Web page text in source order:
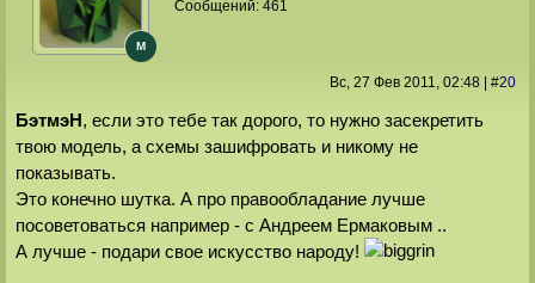
M
Сообщений:461
Вс, 27 Фев 2011, 02:48| #20
БэтмэН, если это тебе так дорого, то нужно засекретить
твою модель, а схемы зашифровать и никому не
показывать.
Это конечно шутка. А про правообладание лучше
посоветоваться например - с Андреем Ермаковым ..
А лучше - подари свое искусство народу!